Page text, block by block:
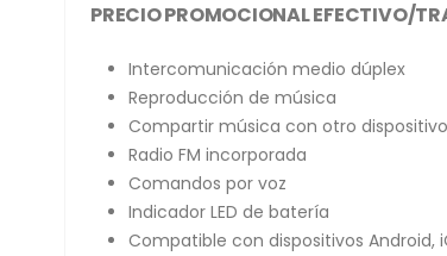
PRECIO PROMOCIONAL EFECTIVO/
Intercomunicación medio dúplex
Reproducción de música
Compartir música con otro dispositivo
Radio FM incorporada
Comandos por voz
Indicador LED de batería
Compatible con dispositivos Android,